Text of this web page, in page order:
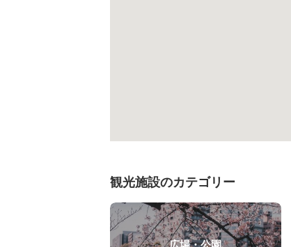
観光施設のカテゴリー